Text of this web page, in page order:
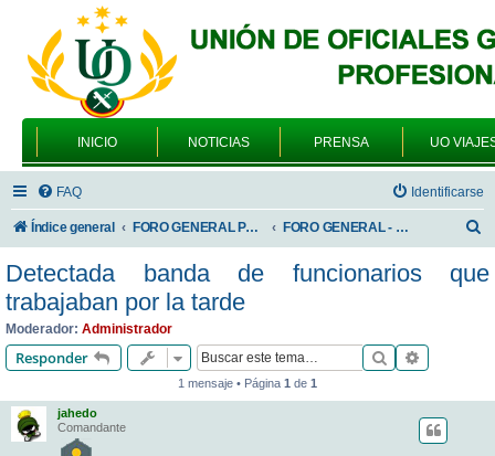
INICIO NOTICIAS PRENSA UO
FAQ Identificarse
Índice general FORO GENERAL PARA TODOS LOS USUARIOS FORO GENERAL - SONRIA, POR FAVOR
s
Detectada banda de funcionarios que
trabajaban por la tarde
Moderador: Administrador
Responder Buscar
1 mensaje • Página 1 de 1
jahedo
Comandante